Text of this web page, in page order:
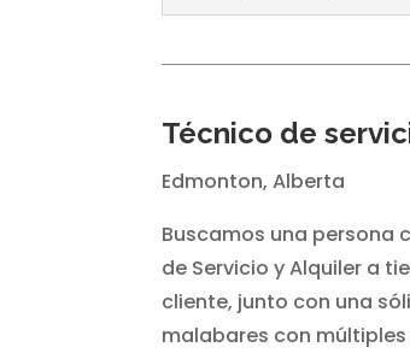
Técnico de
Edmonton, Alberta
Buscamos una persona
de Servicio y Alquiler a
cliente, junto con una
malabares con